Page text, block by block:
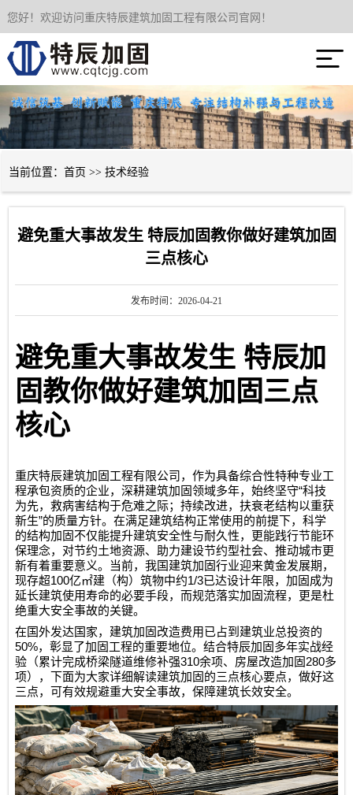
您好！欢迎访问重庆特辰建筑加固工程有限公司官网！

网站首页
服务项目
当前位置： 首页 >> 技术经验
避免重大事故发生 特辰加固教你做好建筑加固
三点核心
发布时间：2026-04-21
避免重大事故发生 特辰加
固教你做好建筑加固三点
核心
重庆特辰建筑加固工程有限公司 ，作为具备综合性特种专业工
程承包资质的企业，深耕建筑加固领域多年，始终坚守“科技
为先，救病害结构于危难之际；持续改进，扶衰老结构以重获
新生”的质量方针。在满足建筑结构正常使用的前提下，科学
的结构加固不仅能提升建筑安全性与耐久性，更能践行节能环
保理念，对节约土地资源、助力建设节约型社会、推动城市更
新有着重要意义。当前，我国建筑加固行业迎来黄金发展期，
现存超100亿㎡建（构）筑物中约1/3已达设计年限，加固成为
延长建筑使用寿命的必要手段，而规范落实加固流程，更是杜
绝重大安全事故的关键。
在国外发达国家，建筑加固改造费用已占到建筑业总投资的
50%，彰显了加固工程的重要地位。结合特辰加固多年实战经
验（累计完成桥梁隧道维修补强310余项、房屋改造加固280多
项），下面为大家详细解读建筑加固的三点核心要点，做好这
三点，可有效规避重大安全事故，保障建筑长效安全。